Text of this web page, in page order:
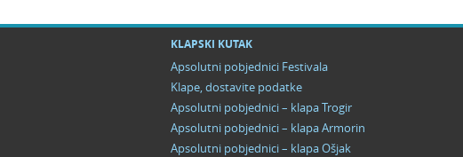
KLAPSKI KUTAK
Apsolutni pobjednici Festivala
Klape, dostavite podatke
Apsolutni pobjednici – klapa Trogir
Apsolutni pobjednici – klapa Armorin
Apsolutni pobjednici – klapa Ošjak